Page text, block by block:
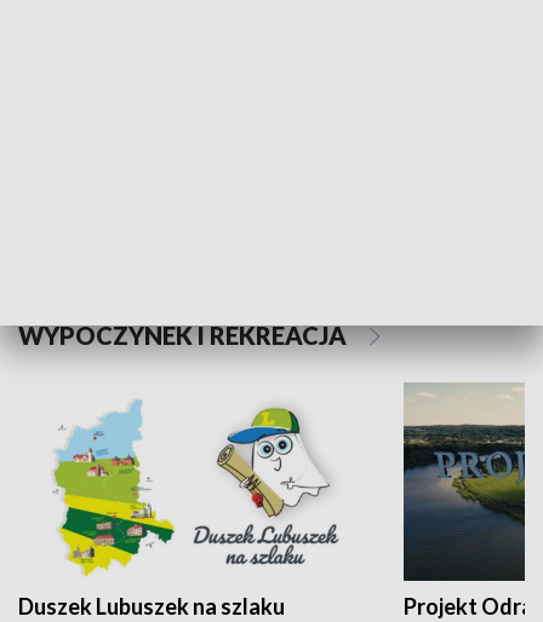
WYPOCZYNEK I REKREACJA
Duszek Lubuszek na szlaku Projekt Odra